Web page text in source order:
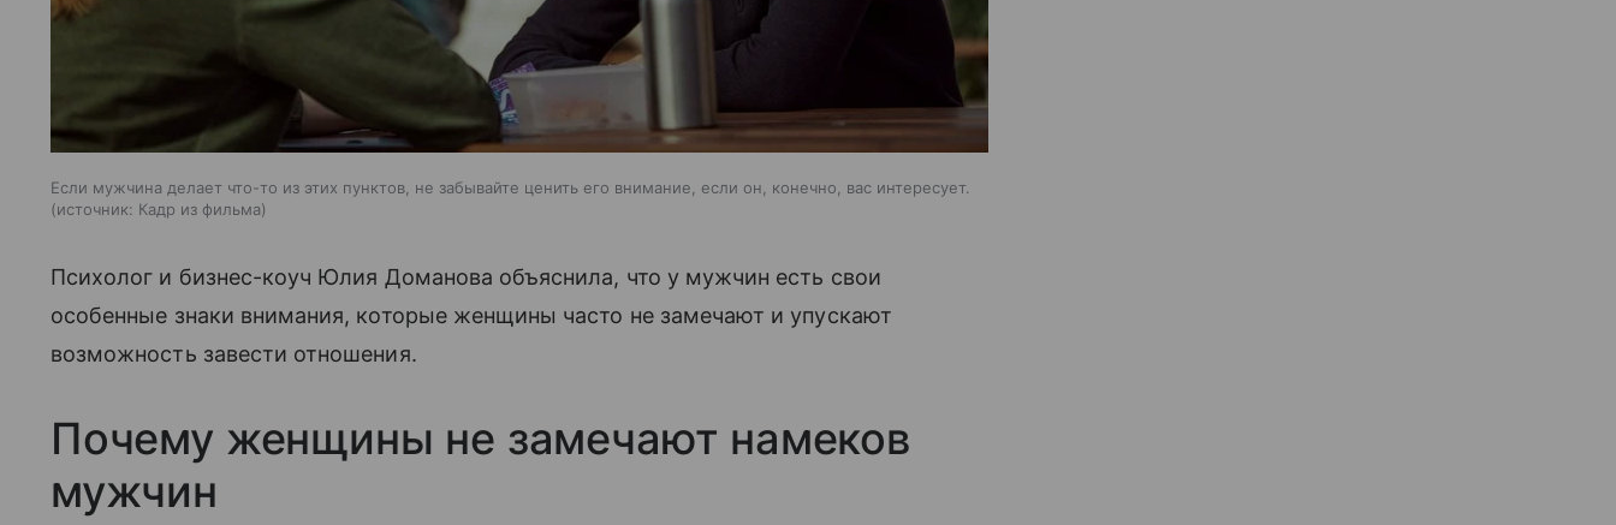
Если мужчина делает что-то из этих пунктов, не забывайте ценить его внимание, если он, конечно, вас интересует.
источник: Кадр из фильма
Психолог и бизнес-коуч Юлия Доманова объяснила, что у мужчин есть свои
особенные знаки внимания, которые женщины часто не замечают и упускают
возможность завести отношения.
Почему женщины не замечают намеков
мужчин